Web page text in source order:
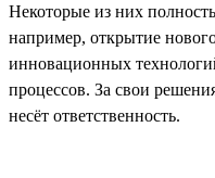
Некоторые из них
например, открытие
инновационных
процессов. За свои
несёт ответственность.